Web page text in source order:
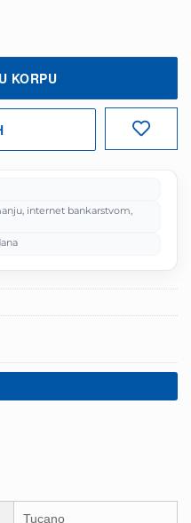
plavi MacBook Pro 16", 21l
KORPU
internet bankarstvom,
Tucano